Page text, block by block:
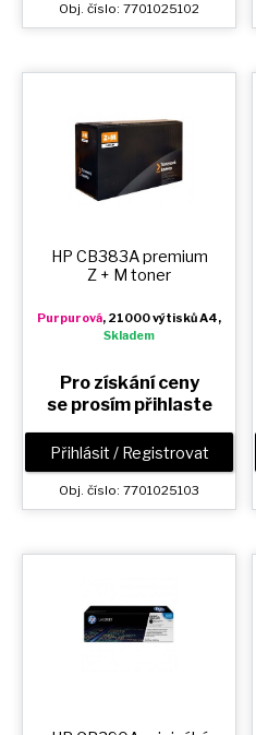
Obj. číslo: 7701025102
HP CB383A premium
Z + M toner
Purpurová, 21000 výtisků A4,
Skladem
Pro získání ceny
se prosím přihlaste
Přihlásit / Registrovat
Obj. číslo: 7701025103